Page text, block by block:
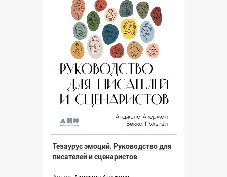
Тезаурус эмоций. Руководство для
писателей и сценаристов